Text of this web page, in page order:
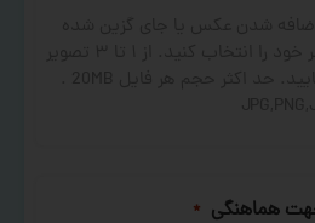
هماهنگی *